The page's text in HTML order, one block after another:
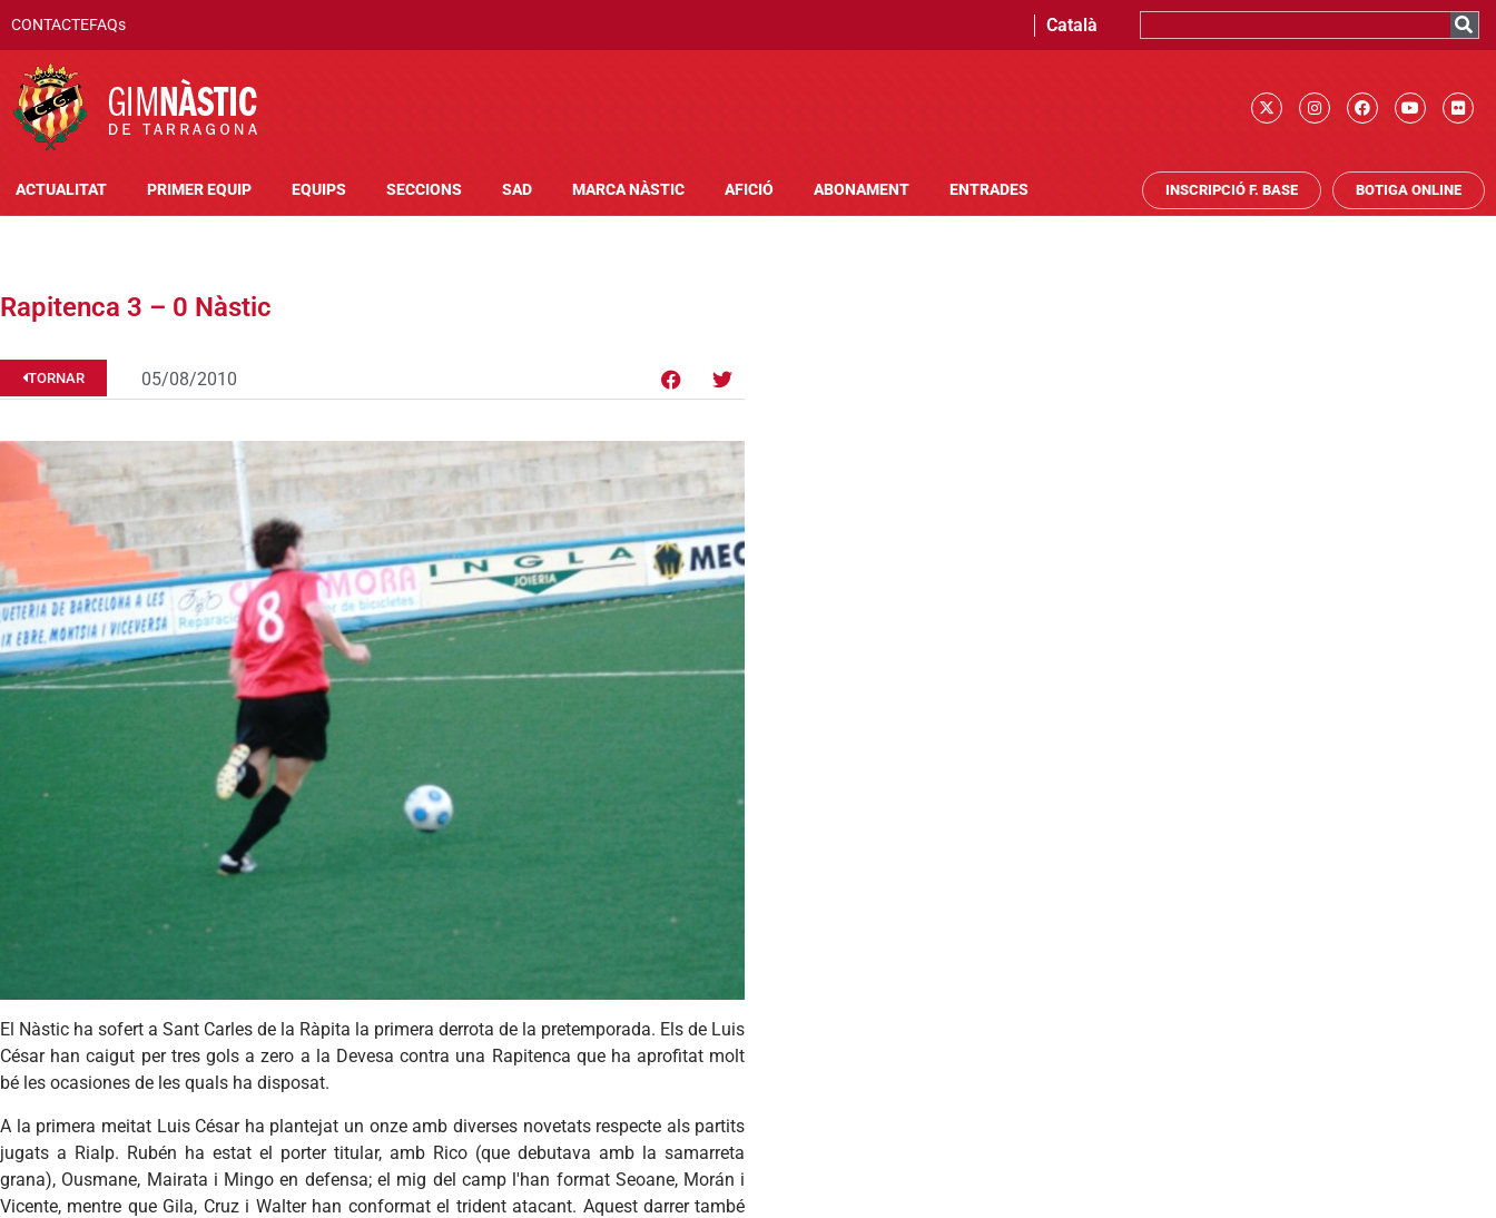
CONTACTEFAQs Català
ACTUALITAT PRIMER EQUIP EQUIPS SECCIONS SAD MARCA NÀSTIC AFICIÓ ABONAMENT ENTRADES INSCRIPCIÓ F. BASE BOTIGA ONLINE
Rapitenca 3 – 0 Nàstic
TORNAR 05/08/2010
El Nàstic ha sofert a Sant Carles de la Ràpita la primera derrota de la pretemporada. Els de Luis
César han caigut per tres gols a zero a la Devesa contra una Rapitenca que ha aprofitat molt
bé les ocasiones de les quals ha disposat.
A la primera meitat Luis César ha plantejat un onze amb diverses novetats respecte als partits
jugats a Rialp. Rubén ha estat el porter titular, amb Rico (que debutava amb la samarreta
grana), Ousmane, Mairata i Mingo en defensa; el mig del camp l'han format Seoane, Morán i
Vicente, mentre que Gila, Cruz i Walter han conformat el trident atacant. Aquest darrer també